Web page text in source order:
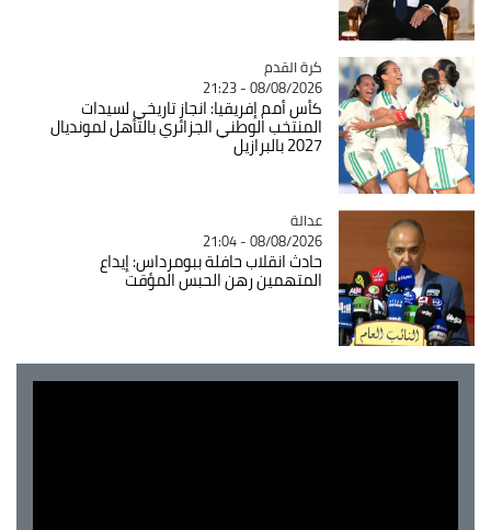
Catégorie
كرة القدم
08/08/2026 - 21:23
كأس أمم إفريقيا: انجاز تاريخي لسيدات
المنتخب الوطني الجزائري بالتأهل لمونديال
2027 بالبرازيل
Catégorie
عدالة
08/08/2026 - 21:04
حادث انقلاب حافلة ببومرداس: إيداع
المتهمين رهن الحبس المؤقت